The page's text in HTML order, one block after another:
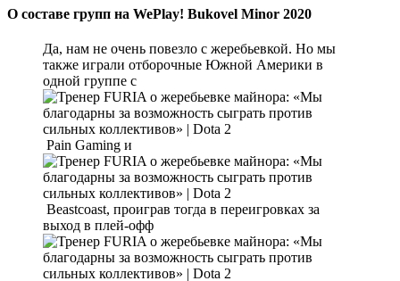
О составе групп на WePlay! Bukovel Minor 2020
Да, нам не очень повезло с жеребьевкой. Но мы
также играли отборочные Южной Америки в
одной группе с
Pain Gaming и
Beastcoast, проиграв тогда в переигровках за
выход в плей-офф